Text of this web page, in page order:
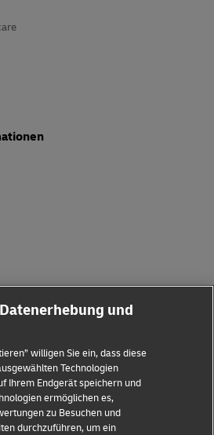
und
willigen Sie ein, dass diese
Technologien
Ihrem Endgerät speichern und
ermöglichen es,
zu Besuchen und
durchzuführen, um ein